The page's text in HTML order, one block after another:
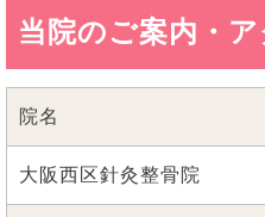
当院のご案内・
院名
大阪西区針灸整骨院